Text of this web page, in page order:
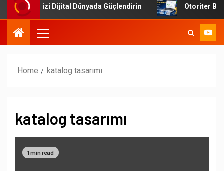
İşletmenizi Dijital Dünyada Güçlendirin Otoriter
Home katalog tasarımı
katalog tasarımı
1 min read